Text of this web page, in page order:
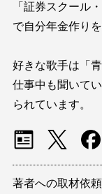
「証券スクール
で自分年金作り
好きな歌手は「
仕事中も聞いて
られています。
著者への取材依